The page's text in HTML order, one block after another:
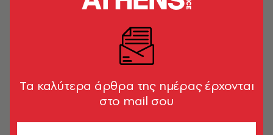
2016 | Έγχρ. | Διάρκεια: 140'
Tα καλύτερα άρθρα της ημέρας έρχονται
στο mail σου